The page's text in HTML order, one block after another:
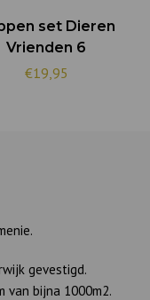
set Dieren
Vrienden 6
€19,95
gevestigd.
van bijna 1000m2.